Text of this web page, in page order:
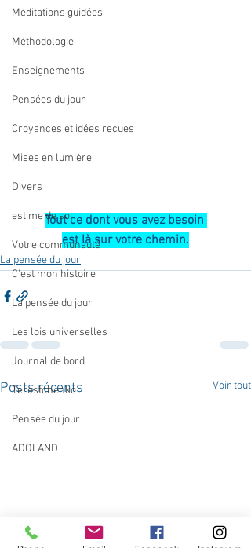
Méditations guidées
Méthodologie
Enseignements
Pensées du jour
Croyances et idées reçues
Mises en lumière
Divers
estime de soi
Votre communauté
C'est mon histoire
La pensée du jour
Les lois universelles
Journal de bord
Terestchenko
Pensée du jour
ADOLAND
Tout ce dont vous avez besoin
est là sur votre chemin.
La pensée du jour
Posts récents Voir tout